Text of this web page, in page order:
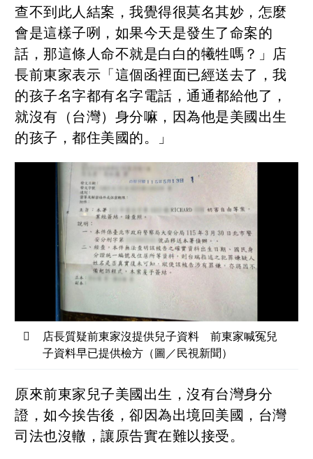
查不到此人結案，我覺得很莫名其妙，怎麼
會是這樣子咧，如果今天是發生了命案的
話，那這條人命不就是白白的犧牲嗎？」店
長前東家表示「這個函裡面已經送去了，我
的孩子名字都有名字電話，通通都給他了，
就沒有（台灣）身分嘛，因為他是美國出生
的孩子，都住美國的。」
店長質疑前東家沒提供兒子資料 前東家喊冤兒
子資料早已提供檢方（圖／民視新聞）
原來前東家兒子美國出生，沒有台灣身分
證，如今挨告後，卻因為出境回美國，台灣
司法也沒轍，讓原告實在難以接受。